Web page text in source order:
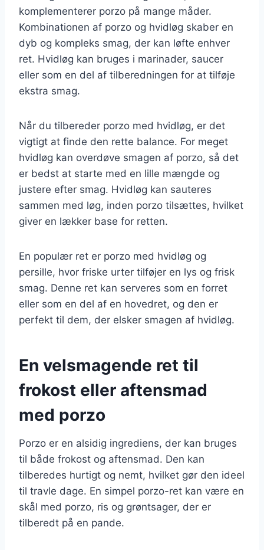
komplementerer porzo på mange måder.
Kombinationen af porzo og hvidløg skaber en
dyb og kompleks smag, der kan løfte enhver
ret. Hvidløg kan bruges i marinader, saucer
eller som en del af tilberedningen for at tilføje
ekstra smag.
Når du tilbereder porzo med hvidløg, er det
vigtigt at finde den rette balance. For meget
hvidløg kan overdøve smagen af porzo, så det
er bedst at starte med en lille mængde og
justere efter smag. Hvidløg kan sauteres
sammen med løg, inden porzo tilsættes, hvilket
giver en lækker base for retten.
En populær ret er porzo med hvidløg og
persille, hvor friske urter tilføjer en lys og frisk
smag. Denne ret kan serveres som en forret
eller som en del af en hovedret, og den er
perfekt til dem, der elsker smagen af hvidløg.
En velsmagende ret til
frokost eller aftensmad
med porzo
Porzo er en alsidig ingrediens, der kan bruges
til både frokost og aftensmad. Den kan
tilberedes hurtigt og nemt, hvilket gør den ideel
til travle dage. En simpel porzo-ret kan være en
skål med porzo, ris og grøntsager, der er
tilberedt på en pande.